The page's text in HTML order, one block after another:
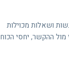
ושאלות מכוילות
ההקשר, יחסי הכוח